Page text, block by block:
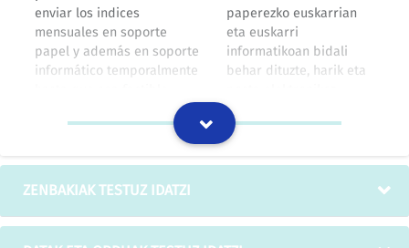
enviar los indices
mensuales en soporte
papel y además en soporte
informático temporalmente
electrónico.
paperezko euskarrian
eta euskarri
informatikoan bidali
behar dituzte, harik eta
bidaltzeko aukera
indarrean jarri arte.
IZOko itzulpen-memoria
próximas enviaremos varios
ere, erorikoen arriskuak
ZENBAKIAK TESTUZ IDATZI